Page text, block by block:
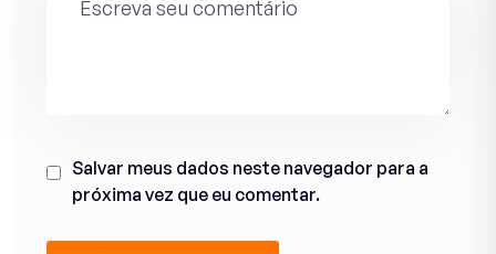
Salvar meus dados neste navegador para a
próxima vez que eu comentar.